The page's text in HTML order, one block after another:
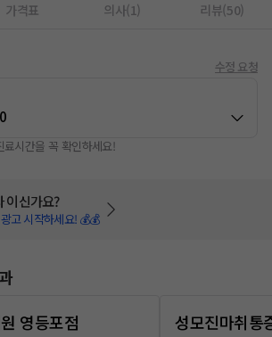
가격표 의사(1) 리뷰(50)
수정 요청
시간을 꼭 확인하세요!
이신가요?
고 시작하세요! 💰💰
영등포점
성모진마취통